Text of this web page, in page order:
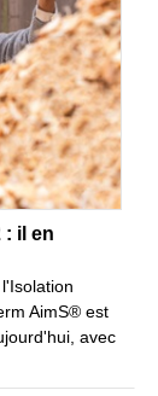
: il en
AimS® est
avec